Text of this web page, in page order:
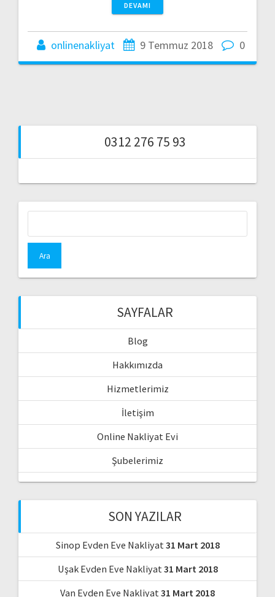
DEVAMI
onlinenakliyat 9 Temmuz 2018 0
0312 276 75 93
SAYFALAR
Blog
Hakkımızda
Hizmetlerimiz
İletişim
Online Nakliyat Evi
Şubelerimiz
SON YAZILAR
Sinop Evden Eve Nakliyat31 Mart 2018
Uşak Evden Eve Nakliyat31 Mart 2018
Van Evden Eve Nakliyat31 Mart 2018